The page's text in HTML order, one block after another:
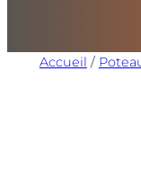
Accueil /